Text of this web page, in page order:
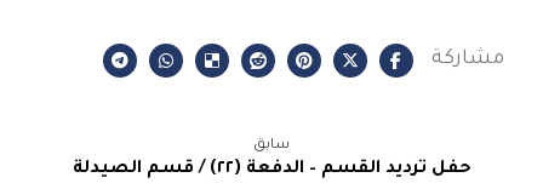
سابق
حفل ترديد القسم – الدفعة (٢٢) / قسم الصيدلة